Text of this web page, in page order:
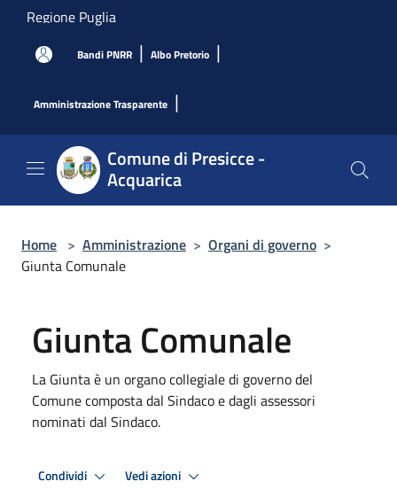
Salta al contenuto principale
Regione Puglia
Bandi PNRR | Albo Pretorio |
Amministrazione Trasparente |
Comune di Presicce -
Acquarica
Home > Amministrazione > Organi di governo >
Giunta Comunale
Giunta Comunale
La Giunta è un organo collegiale di governo del
Comune composta dal Sindaco e dagli assessori
nominati dal Sindaco.
Condividi Vedi azioni